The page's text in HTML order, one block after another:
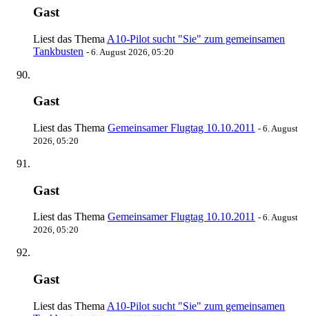
Gast
Liest das Thema A10-Pilot sucht "Sie" zum gemeinsamen
Tankbusten - 6. August 2026, 05:20
Gast
Liest das Thema Gemeinsamer Flugtag 10.10.2011 - 6. August
2026, 05:20
Gast
Liest das Thema Gemeinsamer Flugtag 10.10.2011 - 6. August
2026, 05:20
Gast
Liest das Thema A10-Pilot sucht "Sie" zum gemeinsamen